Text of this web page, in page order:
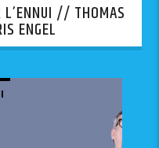
L’ENNUI // THOMAS
ENGEL